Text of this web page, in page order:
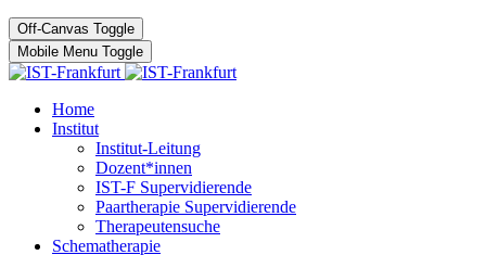
Off-Canvas Toggle
Mobile Menu Toggle
Home
Institut
Institut-Leitung
Dozent*innen
IST-F Supervidierende
Paartherapie Supervidierende
Therapeutensuche
Schematherapie